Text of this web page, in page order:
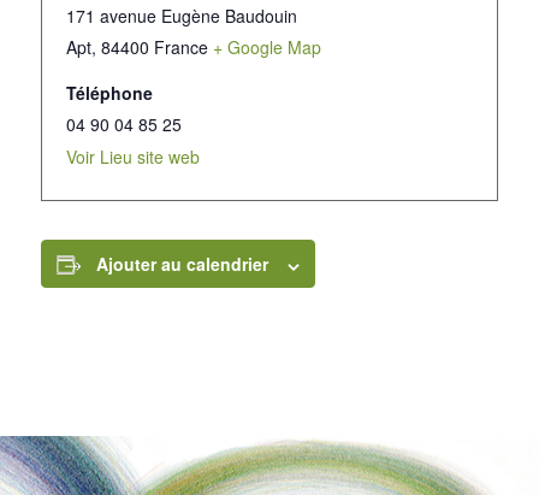
171 avenue Eugène Baudouin
Apt, 84400 France + Google Map
Téléphone
04 90 04 85 25
Voir Lieu site web
Ajouter au calendrier